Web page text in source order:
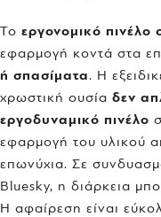
Το εργονομικό πινέλο
εφαρμογή κοντά στα
ή σπασίματα. Η
χρωστική ουσία δεν
εργοδυναμικό πινέλο
εφαρμογή του υλικού
επωνύχια. Σε
Bluesky, η διάρκεια
Η αφαίρεση είναι